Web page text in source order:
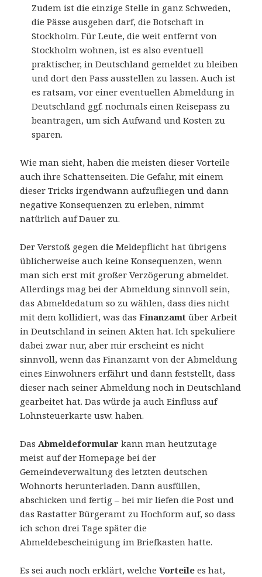
Zudem ist die einzige Stelle in ganz Schweden,
die Pässe ausgeben darf, die Botschaft in
Stockholm. Für Leute, die weit entfernt von
Stockholm wohnen, ist es also eventuell
praktischer, in Deutschland gemeldet zu bleiben
und dort den Pass ausstellen zu lassen. Auch ist
es ratsam, vor einer eventuellen Abmeldung in
Deutschland ggf. nochmals einen Reisepass zu
beantragen, um sich Aufwand und Kosten zu
sparen.
Wie man sieht, haben die meisten dieser Vorteile
auch ihre Schattenseiten. Die Gefahr, mit einem
dieser Tricks irgendwann aufzufliegen und dann
negative Konsequenzen zu erleben, nimmt
natürlich auf Dauer zu.
Der Verstoß gegen die Meldepflicht hat übrigens
üblicherweise auch keine Konsequenzen, wenn
man sich erst mit großer Verzögerung abmeldet.
Allerdings mag bei der Abmeldung sinnvoll sein,
das Abmeldedatum so zu wählen, dass dies nicht
mit dem kollidiert, was dasFinanzamt über Arbeit
in Deutschland in seinen Akten hat. Ich spekuliere
dabei zwar nur, aber mir erscheint es nicht
sinnvoll, wenn das Finanzamt von der Abmeldung
eines Einwohners erfährt und dann feststellt, dass
dieser nach seiner Abmeldung noch in Deutschland
gearbeitet hat. Das würde ja auch Einfluss auf
Lohnsteuerkarte usw. haben.
Das Abmeldeformular kann man heutzutage
meist auf der Homepage bei der
Gemeindeverwaltung des letzten deutschen
Wohnorts herunterladen. Dann ausfüllen,
abschicken und fertig – bei mir liefen die Post und
das Rastatter Bürgeramt zu Hochform auf, so dass
ich schon drei Tage später die
Abmeldebescheinigung im Briefkasten hatte.
Es sei auch noch erklärt, welcheVorteile es hat,